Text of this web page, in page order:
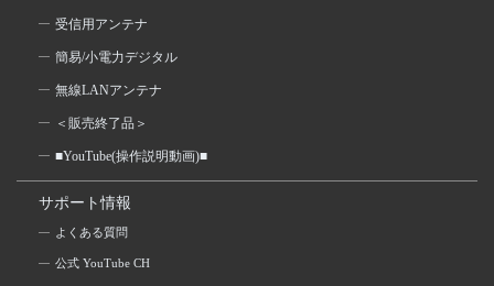
受信用アンテナ
簡易/小電力デジタル
無線LANアンテナ
＜販売終了品＞
■YouTube(操作説明動画)■
サポート情報
よくある質問
公式 YouTube CH